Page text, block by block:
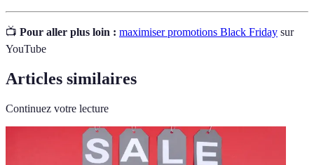
📺 Pour aller plus loin : maximiser promotions Black Friday sur
YouTube
Articles similaires
Continuez votre lecture